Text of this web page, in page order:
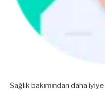
Sağlık bakımından daha